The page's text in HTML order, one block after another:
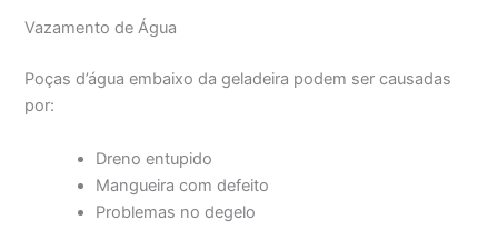
Vazamento de Água
Poças d’água embaixo da geladeira podem ser causadas
por:
Dreno entupido
Mangueira com defeito
Problemas no degelo